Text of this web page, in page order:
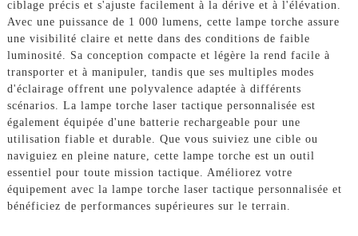
ciblage précis et s'ajuste facilement à la dérive et à l'élévation.
Avec une puissance de 1 000 lumens, cette lampe torche assure
une visibilité claire et nette dans des conditions de faible
luminosité. Sa conception compacte et légère la rend facile à
transporter et à manipuler, tandis que ses multiples modes
d'éclairage offrent une polyvalence adaptée à différents
scénarios. La lampe torche laser tactique personnalisée est
également équipée d'une batterie rechargeable pour une
utilisation fiable et durable. Que vous suiviez une cible ou
naviguiez en pleine nature, cette lampe torche est un outil
essentiel pour toute mission tactique. Améliorez votre
équipement avec la lampe torche laser tactique personnalisée et
bénéficiez de performances supérieures sur le terrain.